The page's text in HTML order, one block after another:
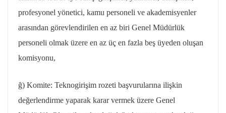
profesyonel yönetici, kamu personeli ve akademisyenler
arasından görevlendirilen en az biri Genel Müdürlük
personeli olmak üzere en az üç en fazla beş üyeden oluşan
komisyonu,
ğ) Komite: Teknogirişim rozeti başvurularına ilişkin
değerlendirme yaparak karar vermek üzere Genel